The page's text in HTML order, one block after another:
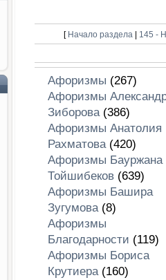
[ Начало раздела | 145 -
Афоризмы (267)
Афоризмы
Зиборова(386)
Афоризмы Анатолия
Рахматова(420)
Афоризмы Бауржана
Тойшибеков(639)
Афоризмы Башира
Зугумова(8)
Афоризмы
Благодарности (119)
Афоризмы Бориса
Крутиера(160)